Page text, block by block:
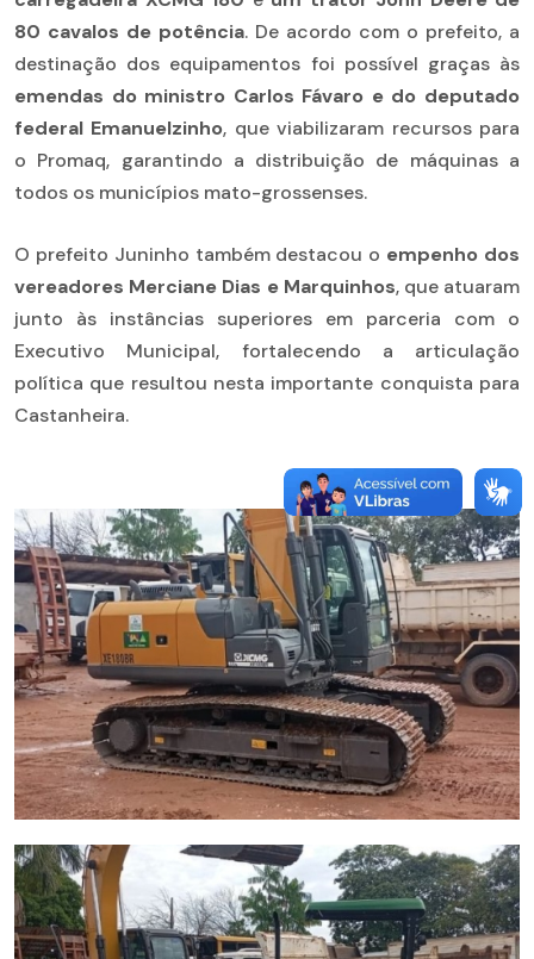
80 cavalos de potência. De acordo com o prefeito, a
destinação dos equipamentos foi possível graças às
emendas do ministro Carlos Fávaro e do deputado
federal Emanuelzinho, que viabilizaram recursos para
o Promaq, garantindo a distribuição de máquinas a
todos os municípios mato-grossenses.
O prefeito Juninho também destacou o empenho dos
vereadores Merciane Dias e Marquinhos, que atuaram
junto às instâncias superiores em parceria com o
Executivo Municipal, fortalecendo a articulação
política que resultou nesta importante conquista para
Castanheira.